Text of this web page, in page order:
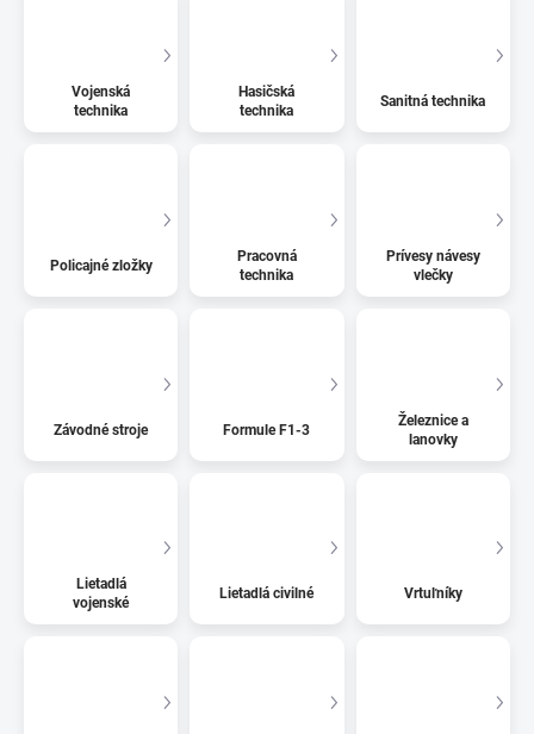
Vojenská
technika
Hasičská
technika
Sanitná technika
Policajné zložky
Pracovná
technika
Prívesy návesy
vlečky
Závodné stroje Formule F1-3
Železnice a
lanovky
Lietadlá
vojenské
Lietadlá civilné Vrtuľníky